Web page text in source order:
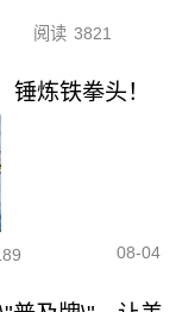
阅读 3821
锤炼铁拳头！
08-04